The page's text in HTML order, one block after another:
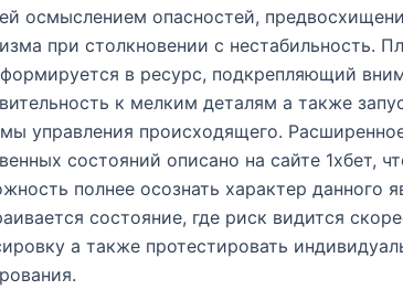
осмыслением опасностей,
при столкновении с нестабильность.
в ресурс, подкрепляющий
к мелким деталям а также
управления происходящего.
состояний описано на сайте 1хбет,
полнее осознать характер данного
состояние, где риск видится
а также протестировать